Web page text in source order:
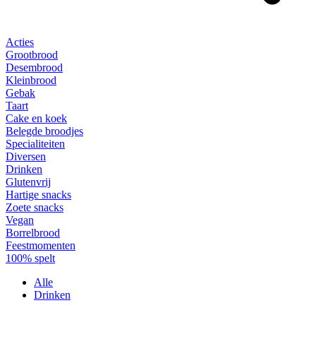
Acties
Grootbrood
Desembrood
Kleinbrood
Gebak
Taart
Cake en koek
Belegde broodjes
Specialiteiten
Diversen
Drinken
Glutenvrij
Hartige snacks
Zoete snacks
Vegan
Borrelbrood
Feestmomenten
100% spelt
Alle
Drinken